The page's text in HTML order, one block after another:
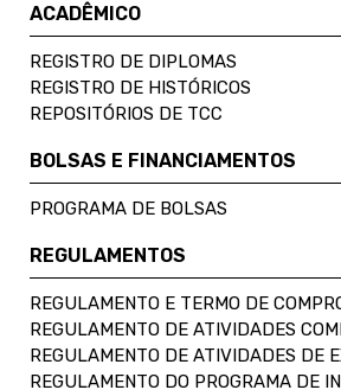
ACADÊMICO
REGISTRO DE DIPLOMAS
REGISTRO DE HISTÓRICOS
REPOSITÓRIOS DE TCC
BOLSAS E FINANCIAMENTOS
PROGRAMA DE BOLSAS
REGULAMENTOS
REGULAMENTO E TERMO DE
REGULAMENTO DE ATIVIDADES
REGULAMENTO DE ATIVIDADES DE
REGULAMENTO DO PROGRAMA DE